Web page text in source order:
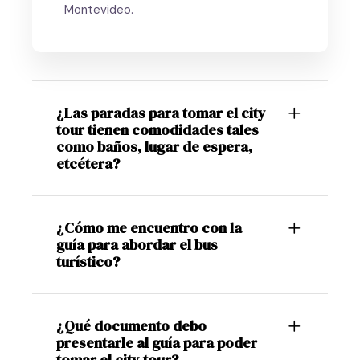
Montevideo.
¿Las paradas para tomar el city
tour tienen comodidades tales
como baños, lugar de espera,
etcétera?
¿Cómo me encuentro con la
guía para abordar el bus
turístico?
¿Qué documento debo
presentarle al guía para poder